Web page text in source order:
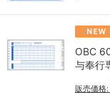
OBC
与奉行
販売価格: